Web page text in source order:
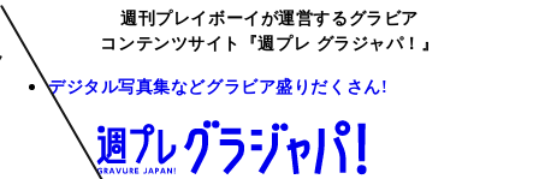
週刊プレイボーイが運営するグラビア
コンテンツサイト『週プレ グラジャパ！』
デジタル写真集などグラビア盛りだくさん!